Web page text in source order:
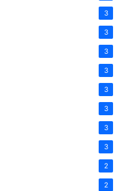
3
3
3
3
3
3
3
3
2
2